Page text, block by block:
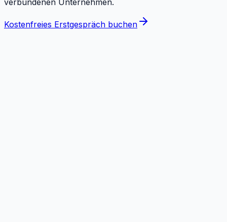
verbundenen Unternehmen.
Kostenfreies Erstgespräch buchen